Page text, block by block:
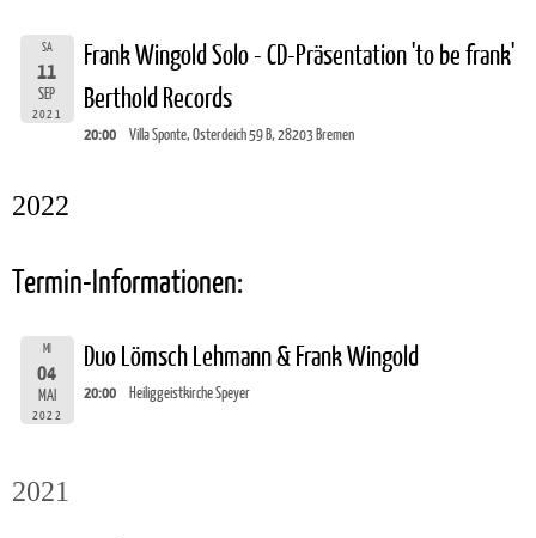
SA
11
SEP
2021
Frank Wingold Solo - CD-Präsentation 'to be frank'
Berthold Records
20:00 Villa Sponte, Osterdeich 59 B, 28203 Bremen
2022
Termin-Informationen:
MI
04
MAI
2022
Duo Lömsch Lehmann & Frank Wingold
20:00 Heiliggeistkirche Speyer
2021